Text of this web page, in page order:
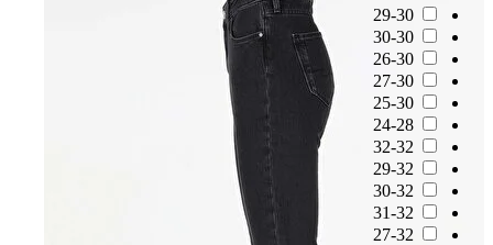
29-30
30-30
26-30
27-30
25-30
24-28
32-32
29-32
30-32
31-32
27-32